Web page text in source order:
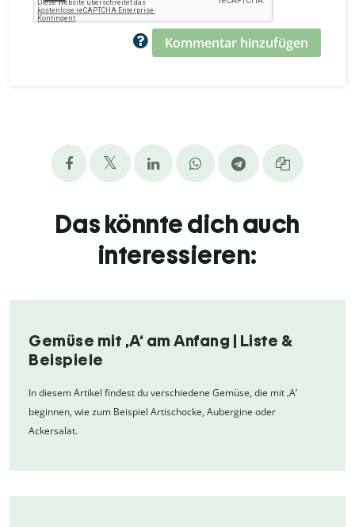
Kommentar hinzufügen
Das könnte dich auch
interessieren:
Gemüse mit ,A‘ am Anfang | Liste &
Beispiele
In diesem Artikel findest du verschiedene Gemüse, die mit ‚A‘
beginnen, wie zum Beispiel Artischocke, Aubergine oder
Ackersalat.